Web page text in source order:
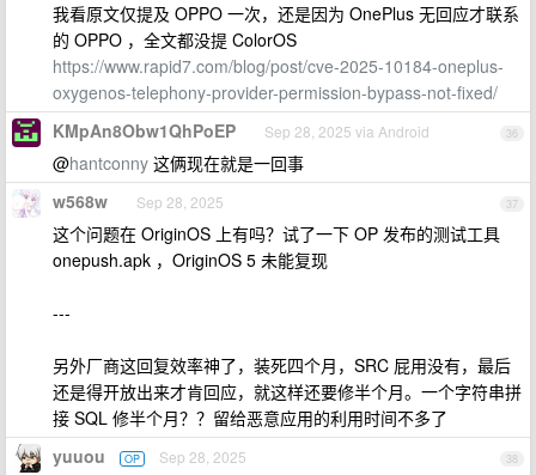
我看原文仅提及 OPPO 一次，还是因为 OnePlus 无回应才联系
的 OPPO ，全文都没提 ColorOS
https://www.rapid7.com/blog/post/cve-2025-10184-oneplus-
oxygenos-telephony-provider-permission-bypass-not-fixed/
36
KMpAn8Obw1QhPoEP Sep 28, 2025 via Android
@hantconny 这俩现在就是一回事
37
w568w Sep 28, 2025
这个问题在 OriginOS 上有吗？试了一下 OP 发布的测试工具
onepush.apk ，OriginOS 5 未能复现
---
另外厂商这回复效率神了，装死四个月，SRC 屁用没有，最后
还是得开放出来才肯回应，就这样还要修半个月。一个字符串拼
接 SQL 修半个月？？留给恶意应用的利用时间不多了
38
yuuou OP Sep 28, 2025